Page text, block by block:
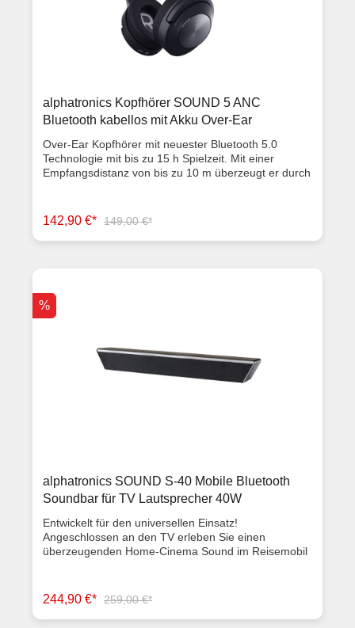
alphatronics Kopfhörer SOUND 5 ANC
Bluetooth kabellos mit Akku Over-Ear
Over-Ear Kopfhörer mit neuester Bluetooth 5.0
Technologie mit bis zu 15 h Spielzeit. Mit einer
Empfangsdistanz von bis zu 10 m überzeugt er durch
Anschluss, Lautstärkeregelung am Kopfhörer.
Aufbewahrungstasche, Ladekabel und
Bedienungsanleitung im Lieferumfang enthalten.
reichweite bis zu 10 m Akku-Kapazität 400 mAh
Ladeanschluss Micro-USB Akkulaufzeit bis zu 20 h
160 x 50 mm Mit ANC “Active Noise Canceling”. Für
ein noch besseres Klangerlebnis, werden die
Umgebungsgeräusche ausgeblendet. Artikelzustand
142,90 €* 149,00 €*
%
alphatronics SOUND S-40 Mobile Bluetooth
Soundbar für TV Lautsprecher 40W
Entwickelt für den universellen Einsatz!
Angeschlossen an den TV erleben Sie einen
überzeugenden Home-Cinema Sound im Reisemobil
Software. Durch das durchdachte Halterungssystem
ist die S-40 Mobile im Handumdrehen vom TV
abgenommen und kann dann mobil z. B. im Vorzelt
244,90 €* 259,00 €*